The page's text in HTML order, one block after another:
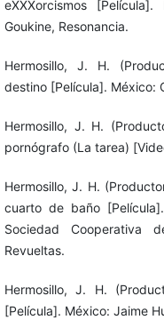
eXXXorcismos
Goukine, Resonancia.
Hermosillo, J. H.
destino [Película]. México:
Hermosillo, J. H.
pornógrafo (La tarea)
Hermosillo, J. H.
cuarto de baño
Sociedad Cooperativa
Revueltas.
Hermosillo, J. H.
[Película]. México: Jaime